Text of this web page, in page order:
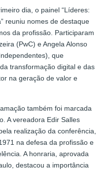
dia, o painel “Líderes:
reuniu nomes de destaque
da profissão. Participaram
(PwC) e Angela Alonso
que
transformação digital e das
na geração de valor e
também foi marcada
A vereadora Edir Salles
realização da conferência,
na defesa da profissão e
A honraria, aprovada
destacou a importância